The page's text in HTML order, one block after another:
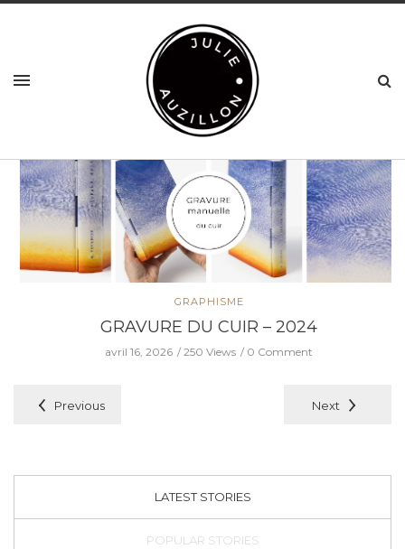
Previous
GRAPHISME
GRAVURE DU CUIR – 2024
avril 16, 2026 250 Views 0 Comment
Next
LATEST STORIES
POPULAR STORIES